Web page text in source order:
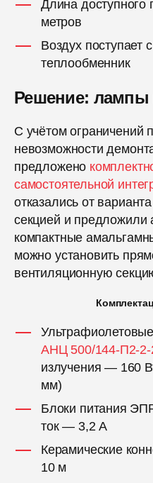
Длина доступного
метров
Воздух поступает
теплообменник
Решение: лампы
С учётом ограничений
невозможности
предложено
самостоятельной
отказались от
секцией и предложили
компактные
можно установить
вентиляционную
АНЦ 500/144-П2-2-
излучения — 160
мм)
Блоки питания
ток — 3,2 А
Керамические
10 м